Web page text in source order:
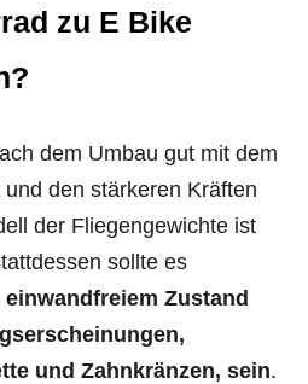
zu E Bike
dem Umbau gut mit dem
den stärkeren Kräften
der Fliegengewichte ist
sollte es
Zustand
und Zahnkränzen, sein.